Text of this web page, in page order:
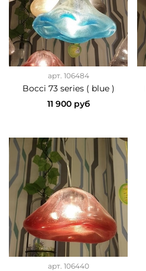
арт. 106484
Bocci 73 series ( blue )
11 900 руб
арт. 106440